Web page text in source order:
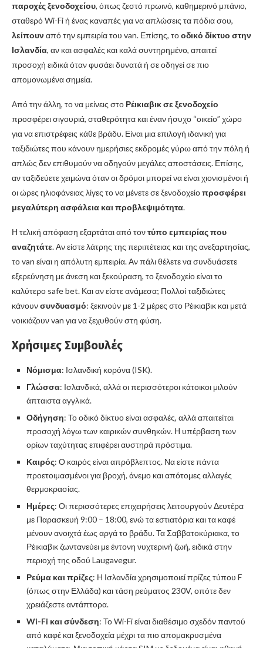
παροχές ξενοδοχείου, όπως ζεστό πρωινό, καθημερινό μπάνιο,
σταθερό Wi-Fi ή ένας καναπές για να απλώσεις τα πόδια σου,
λείπουναπό την εμπειρία του van. Επίσης, τοοδικό δίκτυο στην
Ισλανδία, αν και ασφαλές και καλά συντηρημένο, απαιτεί
προσοχή ειδικά όταν φυσάει δυνατά ή σε οδηγεί σε πιο
απομονωμένα σημεία.
Από την άλλη, το να μείνεις στο Ρέικιαβικ σε ξενοδοχείο
προσφέρει σιγουριά, σταθερότητα και έναν ήσυχο “οικείο” χώρο
για να επιστρέφεις κάθε βράδυ. Είναι μια επιλογή ιδανική για
ταξιδιώτες που κάνουν ημερήσιες εκδρομές γύρω από την πόλη ή
απλώς δεν επιθυμούν να οδηγούν μεγάλες αποστάσεις. Επίσης,
αν ταξιδεύετε χειμώνα όταν οι δρόμοι μπορεί να είναι χιονισμένοι ή
οι ώρες ηλιοφάνειας λίγες το να μένετε σε ξενοδοχείοπροσφέρει
μεγαλύτερη ασφάλεια και προβλεψιμότητα.
Η τελική απόφαση εξαρτάται από τοντύπο εμπειρίας που
αναζητάτε. Αν είστε λάτρης της περιπέτειας και της ανεξαρτησίας,
το van είναι η απόλυτη εμπειρία. Αν πάλι θέλετε να συνδυάσετε
εξερεύνηση με άνεση και ξεκούραση, το ξενοδοχείο είναι το
καλύτερο safe bet. Και αν είστε ανάμεσα; Πολλοί ταξιδιώτες
κάνουνσυνδυασμό: ξεκινούν με 1-2 μέρες στο Ρέικιαβικ και μετά
νοικιάζουν van για να ξεχυθούν στη φύση.
Χρήσιμες Συμβουλές
Νόμισμα: Ισλανδική κορόνα (ISK).
Γλώσσα: Ισλανδικά, αλλά οι περισσότεροι κάτοικοι μιλούν
άπταιστα αγγλικά.
Οδήγηση: Το οδικό δίκτυο είναι ασφαλές, αλλά απαιτείται
προσοχή λόγω των καιρικών συνθηκών. Η υπέρβαση των
ορίων ταχύτητας επιφέρει αυστηρά πρόστιμα.
Καιρός: Ο καιρός είναι απρόβλεπτος. Να είστε πάντα
προετοιμασμένοι για βροχή, άνεμο και απότομες αλλαγές
θερμοκρασίας.
Ημέρες: Οι περισσότερες επιχειρήσεις λειτουργούν Δευτέρα
με Παρασκευή 9:00 – 18:00, ενώ τα εστιατόρια και τα καφέ
μένουν ανοιχτά έως αργά το βράδυ. Τα Σαββατοκύριακα, το
Ρέικιαβικ ζωντανεύει με έντονη νυχτερινή ζωή, ειδικά στην
περιοχή της οδού Laugavegur.
Ρεύμα και πρίζες: Η Ισλανδία χρησιμοποιεί πρίζες τύπου F
(όπως στην Ελλάδα) και τάση ρεύματος 230V, οπότε δεν
χρειάζεστε αντάπτορα.
Wi-Fi και σύνδεση: Το Wi-Fi είναι διαθέσιμο σχεδόν παντού
από καφέ και ξενοδοχεία μέχρι τα πιο απομακρυσμένα